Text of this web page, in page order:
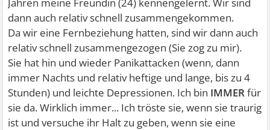
dann auch relativ schnell zusammengekommen.
Da wir eine Fernbeziehung hatten, sind wir dann auch
relativ schnell zusammengezogen (Sie zog zu mir).
Sie hat hin und wieder Panikattacken (wenn, dann
immer Nachts und relativ heftige und lange, bis zu 4
Stunden) und leichte Depressionen. Ich bin IMMERfür
sie da. Wirklich immer... Ich tröste sie, wenn sie traurig
ist und versuche ihr Halt zu geben, wenn sie eine